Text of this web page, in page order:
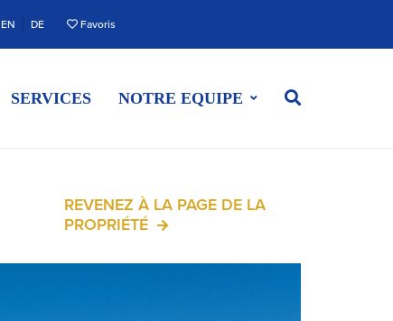
EN DE Favoris
SERVICES NOTRE EQUIPE
REVENEZ À LA PAGE DE LA
PROPRIÉTÉ